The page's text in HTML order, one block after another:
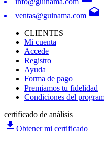
ventas@guinama.com drafts
CLIENTES
Mi cuenta
Accede
Registro
Ayuda
Forma de pago
Premiamos tu fidelidad
Condiciones del
certificado de análisis
file_download Obtener mi certificado